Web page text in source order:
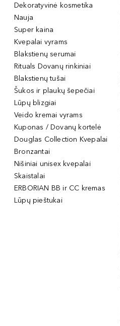
Dekoratyvinė kosmetika
Nauja
Super kaina
Kvepalai vyrams
Blakstienų serumai
Rituals Dovanų rinkiniai
Blakstienų tušai
Šukos ir plaukų šepečiai
Lūpų blizgiai
Veido kremai vyrams
Kuponas / Dovanų kortelė
Douglas Collection Kvepalai
Bronzantai
Nišiniai unisex kvepalai
Skaistalai
ERBORIAN BB ir CC kremas
Lūpų pieštukai